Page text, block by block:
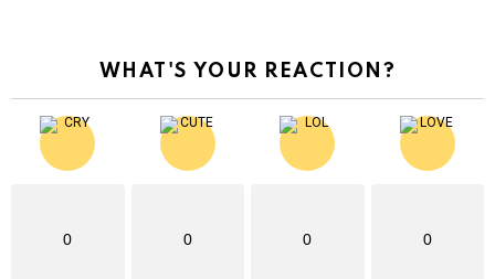
WHAT'S YOUR REACTION?
0 0 0 0